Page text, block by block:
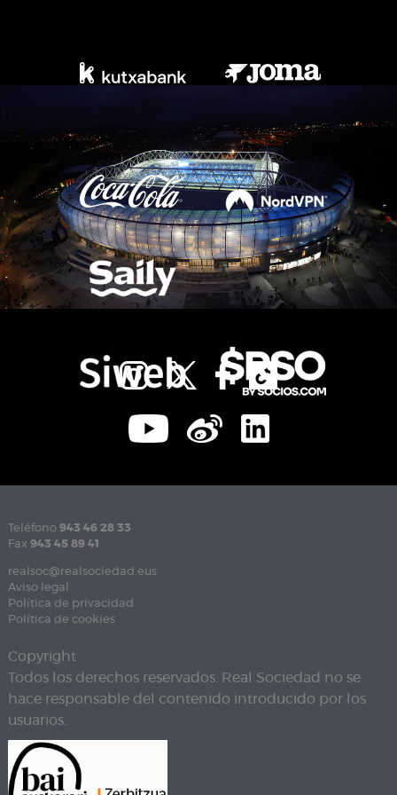
Teléfono 943 46 28 33
Fax 943 45 89 41
realsoc@realsociedad.eus
Aviso legal
Política de privacidad
Política de cookies
Copyright
Todos los derechos reservados. Real Sociedad no se
hace responsable del contenido introducido por los
usuarios.